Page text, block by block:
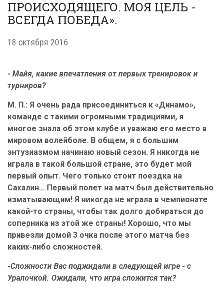
ПРОИСХОДЯЩЕГО. МОЯ ЦЕЛЬ -
ВСЕГДА ПОБЕДА».
18 октября 2016
- Майя, какие впечатления от первых тренировок и
турниров?
М. П.: Я очень рада присоединиться к «Динамо»,
команде с такими огромными традициями, я
многое знала об этом клубе и уважаю его место в
мировом волейболе. В общем, я с большим
энтузиазмом начинаю новый сезон. Я никогда не
играла в такой большой стране, это будет мой
первый опыт. Чего только стоит поездка на
Сахалин... Первый полет на матч был действительно
изматывающим! Я никогда не играла в чемпионате
какой-то страны, чтобы так долго добираться до
соперника из этой же страны! Хорошо, что мы
привезли домой 3 очка после этого матча без
каких-либо сложностей.
-Сложности Вас поджидали в следующей игре - с
Уралочкой. Ожидали, что игра сложится так?